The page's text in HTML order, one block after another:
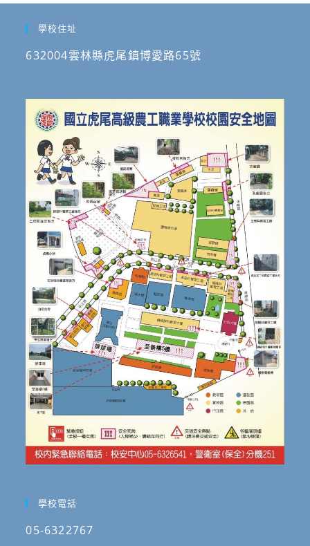
學校住址
632004雲林縣虎尾鎮博愛路65號
學校電話
05-6322767